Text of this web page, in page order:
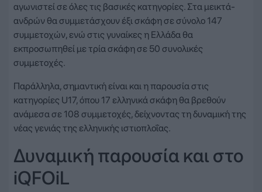
αγωνιστεί σε όλες τις βασικές κατηγορίες. Στα μεικτά-
ανδρών θα συμμετάσχουν έξι σκάφη σε σύνολο 147
συμμετοχών, ενώ στις γυναίκες η Ελλάδα θα
εκπροσωπηθεί με τρία σκάφη σε 50 συνολικές
συμμετοχές.
Παράλληλα, σημαντική είναι και η παρουσία στις
κατηγορίες U17, όπου 17 ελληνικά σκάφη θα βρεθούν
ανάμεσα σε 108 συμμετοχές, δείχνοντας τη δυναμική της
νέας γενιάς της ελληνικής ιστιοπλοΐας.
Δυναμική παρουσία και στο
iQFOiL